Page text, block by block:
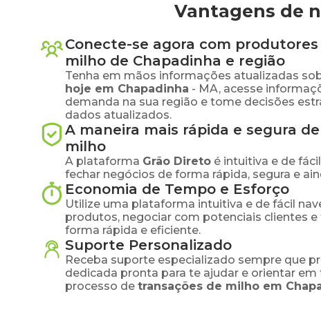
Vantagens de
Conecte-se agora com
milho de Chapadinha e região
Tenha em mãos informações atualizadas
hoje em Chapadinha - MA, acesse
demanda na sua região e tome decisões
dados atualizados.
A maneira mais rápida e segura
milho
A plataforma Grão Direto é intuitiva e de
fechar negócios de forma rápida, segura e
Economia de Tempo e Esforço
Utilize uma plataforma intuitiva e de fácil
produtos, negociar com potenciais clientes
forma rápida e eficiente.
Suporte Personalizado
Receba suporte especializado sempre que
dedicada pronta para te ajudar e orientar
processo de transações de milho em